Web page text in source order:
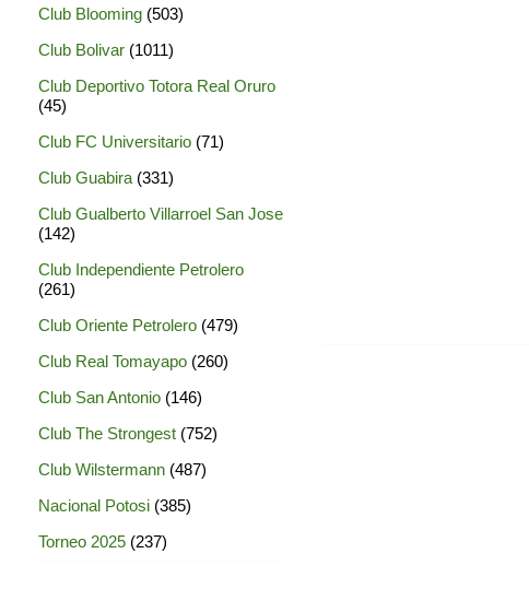
Club Blooming (503)
Club Bolivar (1011)
Club Deportivo Totora Real Oruro
(45)
Club FC Universitario (71)
Club Guabira (331)
Club Gualberto Villarroel San Jose
(142)
Club Independiente Petrolero
(261)
Club Oriente Petrolero (479)
Club Real Tomayapo (260)
Club San Antonio (146)
Club The Strongest (752)
Club Wilstermann (487)
Nacional Potosi (385)
Torneo 2025 (237)